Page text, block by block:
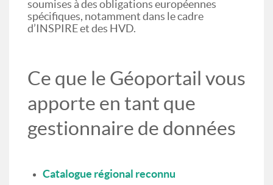
soumises à des obligations européennes
spécifiques, notamment dans le cadre
d’INSPIRE et des HVD.
Ce que le Géoportail vous
apporte en tant que
gestionnaire de données
Catalogue régional reconnu